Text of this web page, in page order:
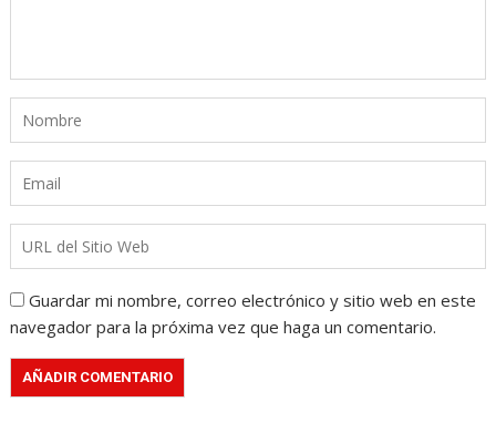
Guardar mi nombre, correo electrónico y sitio web en este
navegador para la próxima vez que haga un comentario.